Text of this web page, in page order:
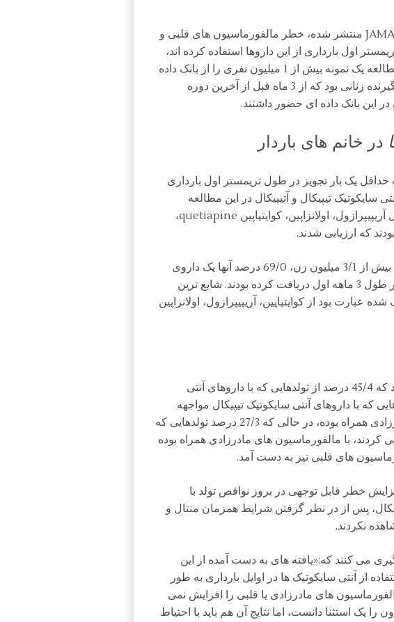
نتایج این مطالعه که در JAMA Psychiatry منتشر شده، خطر مالفورماسیون های قلبی و
اول بارداری از این داروها استفاده کرده اند،
بررسی کرده است. محققان در این مطالعه یک نمونه بیش از 1 میلیون نفری را از بانک داده
ای Medicaid انتخاب کردند که دربرگیرنده زنانی بود که از 3 ماه قبل از آخرین دوره
در خانم های باردار
یک بار تجویز در طول تریمستر اول بارداری
سایکوتیک تیپیکال و آتیپیکال در این مطالعه
بررسی شده اند. داروهای فردی شامل آریپیپرازول، اولانزاپین، کوایتیاپین quetiapine،
که ارزیابی شدند.
براساس نتایج به دست آمده، در میان بیش از 3/1 میلیون زن، 69/0 درصد آنها یک داروی
آتیپیک، 05/0 درصد یک داروی تیپیک در طول 3 ماهه اول دریافت کرده بودند. شایع ترین
عبارت بود از کوایتیاپین، آریپیپرازول، اولانزاپین
محققان با بررسی های بیشتر دریافتند که 45/4 درصد از تولدهایی که با داروهای آنتی
و 82/3 درصد تولدهایی که با داروهای آنتی سایکوتیک تیپیکال مواجهه
داشته اند، با مالفورماسیون های مادرزادی همراه بوده، در حالی که 27/3 درصد تولدهایی که
با مالفورماسیون های مادرزادی همراه بوده
های قلبی نیز به دست آمد.
خطر قابل توجهی در بروز نواقص تولد با
پس از در نظر گرفتن شرایط همزمان منتال و
نکردند.
می کنند که:«یافته های به دست آمده از این
از آنتی سایکوتیک ها در اوایل بارداری به طور
های مادرزادی یا قلبی را افزایش نمی
را یک استثنا دانست، اما نتایج آن هم باید با احتیاط